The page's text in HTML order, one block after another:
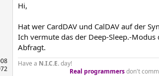
Hi,
Hat wer CardDAV und CalDAV auf der
Ich vermute das der Deep-Sleep.-
Abfragt.
Have a N.I.C.E.day!
Real programmersdon't